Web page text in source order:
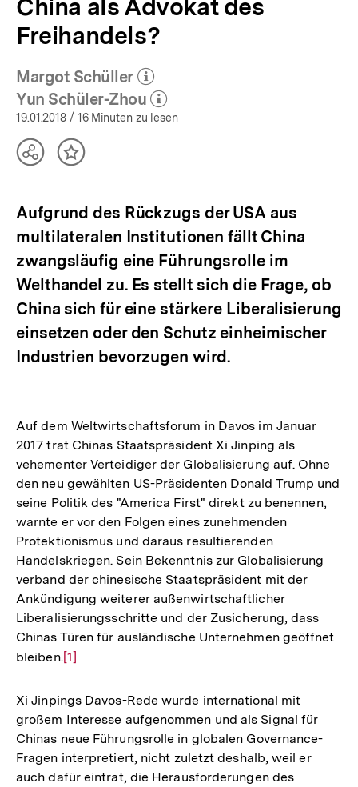
China als Advokat des
Freihandels?
Margot Schüller
(Mehr zum Autor)
öffnen
Yun Schüler-Zhou
(Mehr zum Autor)
öffnen
19.01.2018 / 16 Minuten zu lesen
TeilenInhalt
Aufgrund des Rückzugs der USA aus
multilateralen Institutionen fällt China
zwangsläufig eine Führungsrolle im
Welthandel zu. Es stellt sich die Frage, ob
China sich für eine stärkere Liberalisierung
einsetzen oder den Schutz einheimischer
Industrien bevorzugen wird.
Auf dem Weltwirtschaftsforum in Davos im Januar
2017 trat Chinas Staatspräsident Xi Jinping als
vehementer Verteidiger der Globalisierung auf. Ohne
den neu gewählten US-Präsidenten Donald Trump und
seine Politik des "America First" direkt zu benennen,
warnte er vor den Folgen eines zunehmenden
Protektionismus und daraus resultierenden
Handelskriegen. Sein Bekenntnis zur Globalisierung
verband der chinesische Staatspräsident mit der
Ankündigung weiterer außenwirtschaftlicher
Liberalisierungsschritte und der Zusicherung, dass
Chinas Türen für ausländische Unternehmen geöffnet
bleiben.Zur
der
Fußnote
[1]
Xi Jinpings Davos-Rede wurde international mit
großem Interesse aufgenommen und als Signal für
Chinas neue Führungsrolle in globalen Governance-
Fragen interpretiert, nicht zuletzt deshalb, weil er
auch dafür eintrat, die Herausforderungen des